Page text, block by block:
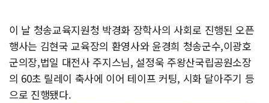
이 날 청송교육지원청 박경화 장학사의 사회로 진행된 오픈
행사는 김현국 교육장의 환영사와 윤경희 청송군수,이광호
군의장,법일 대전사 주지스님, 설정욱 주왕산국립공원소장
의 60초 릴레이 축사에 이어 테이프 커팅, 시화 달아주기 등
으로 진행됐다.